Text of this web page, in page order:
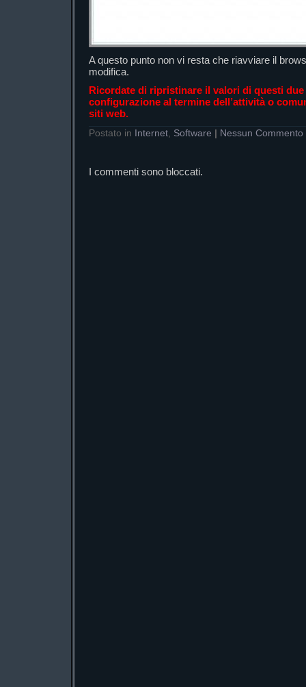
A questo punto non vi resta che riavviare il
modifica.
Ricordate di ripristinare il valori di questi
configurazione al termine dell’attività o
siti web.
Postato in Internet, Software Nessun Commento
I commenti sono bloccati.